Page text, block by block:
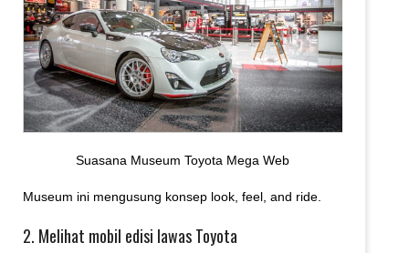
Suasana Museum Toyota Mega Web
Museum ini mengusung konsep look, feel, and ride.
2. Melihat mobil edisi lawas Toyota